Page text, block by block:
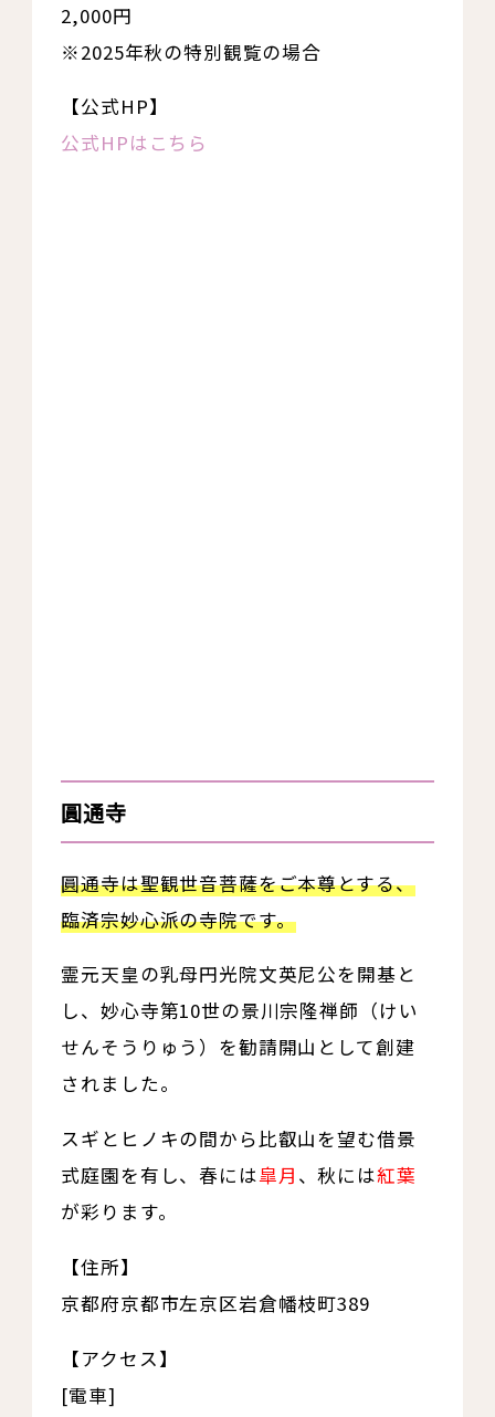
2,000円
※2025年秋の特別観覧の場合
【公式HP】
公式HPはこちら
圓通寺
圓通寺は聖観世音菩薩をご本尊とする、
臨済宗妙心派の寺院です。
霊元天皇の乳母円光院文英尼公を開基と
し、妙心寺第10世の景川宗隆禅師（けい
せんそうりゅう）を勧請開山として創建
されました。
スギとヒノキの間から比叡山を望む借景
式庭園を有し、春には皐月 、秋には紅葉
が彩ります。
【住所】
京都府京都市左京区岩倉幡枝町389
【アクセス】
[電車]